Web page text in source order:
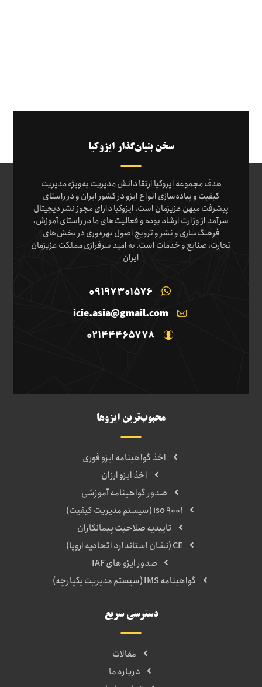
سخن بنیان‌گذار ایزوکیا
هدف مجموعه ایزوکیا ارتقا دانش مدیریت به‌ویژه مدیریت
کیفیت و پیاده‌سازی انواع ایزو در کشور ایران و در راستای
پیشرفت میهن عزیزمان است، ایزوکیا دارای مجوز نشر دیجیتال
سرآمد از وزارت ارشاد بوده و فعالیت‌های ما در راستای آموزش،
فرهنگ‌سازی و نشر و ترویج اصول بهره‌وری در بخش‌های
تجارت، صنایع و خدمات است. به امید سرفرازی مملکت عزیزمان
ایران
09197301576
icie.asia@gmail.com
02144465778
محبوب‌ترین ایزوها
اخذ گواهینامه ایزو فوری
اخذ ایزو ارزان
صدور گواهینامه آموزشی
iso 9001 (سیستم مدیریت کیفیت)
تاییدیه صلاحیت پیمانکاران
CE (نشان استاندارد اتحادیه اروپا)
صدور ایزو های IAF
گواهینامه IMS (سیستم مدیریت یکپارچه)
دسترسی سریع
مقالات
درباره ما